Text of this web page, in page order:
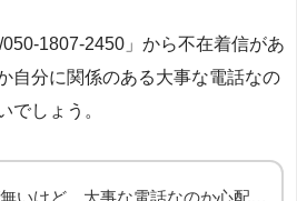
1807-2450」から不在着信があ
自分に関係のある大事な電話なの
でしょう。
いけど、大事な電話なのか心配…